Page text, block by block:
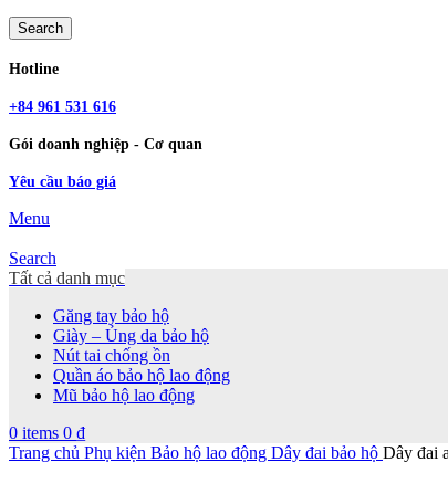
Search
Hotline
+84 961 531 616
Gói doanh nghiệp - Cơ quan
Yêu cầu báo giá
Menu
Search
Tất cả danh mục
Găng tay bảo hộ
Giày – Ủng da bảo hộ
Nút tai chống ồn
Quần áo bảo hộ lao động
Mũ bảo hộ lao động
0 items 0 ₫
Trang chủ Phụ kiện Bảo hộ lao động Dây đai bảo hộ Dây đai